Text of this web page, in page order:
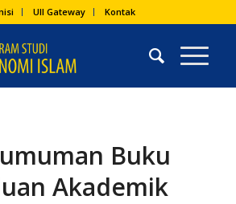
UII Gateway Kontak
Buku
Akademik